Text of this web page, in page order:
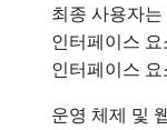
최종 사용자는
인터페이스
인터페이스
운영 체제 및